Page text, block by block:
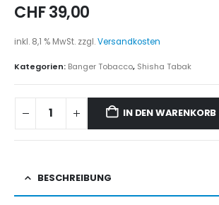
CHF39,00
inkl. 8,1 % MwSt. zzgl.Versandkosten
Kategorien: Banger Tobacco, Shisha Tabak
IN DEN WARENKORB
BESCHREIBUNG